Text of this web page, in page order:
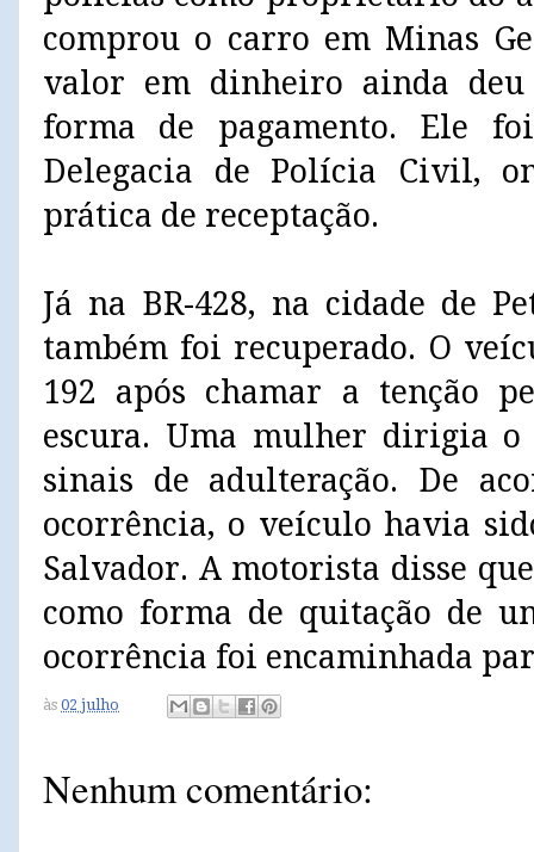
comprou o carro em Minas
valor em dinheiro ainda
forma de pagamento. Ele
Delegacia de Polícia Civil,
prática de receptação.
Já na BR-428, na cidade de
também foi recuperado. O
192 após chamar a tenção
escura. Uma mulher dirigia
sinais de adulteração. De
ocorrência, o veículo havia
Salvador. A motorista disse
como forma de quitação de
ocorrência foi encaminhada
às 02 julho
Nenhum comentário: